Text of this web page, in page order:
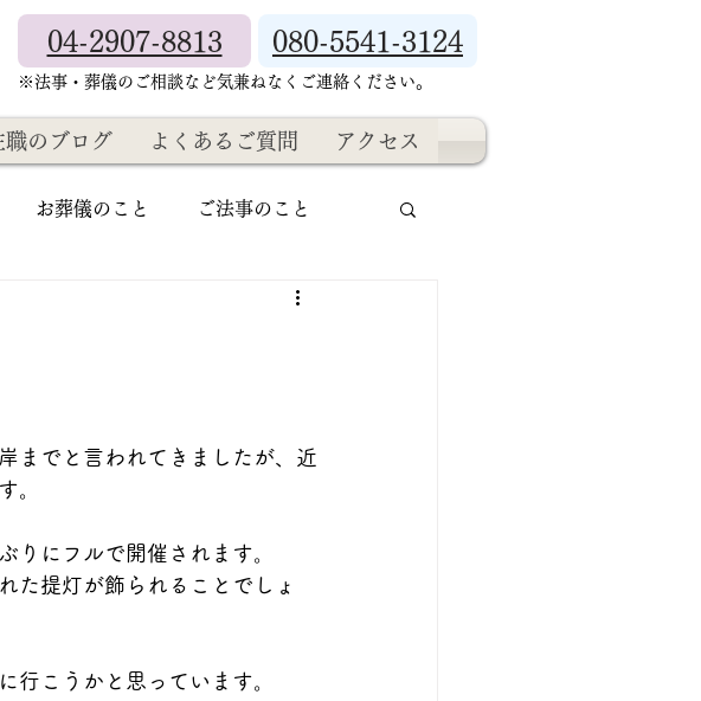
04-2907-8813 080-5541-3124
​※法事・葬儀のご相談など気兼ねなくご連絡ください。
職のブログ よくあるご質問 アクセス
お葬儀のこと ご法事のこと
までと言われてきましたが、近
。
りにフルで開催されます。
た提灯が飾られることでしょ
行こうかと思っています。